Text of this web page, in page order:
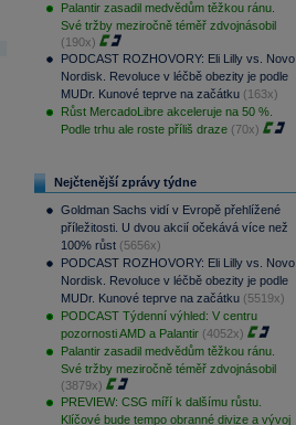
Palantir zasadil medvědům těžkou ránu.
Své tržby meziročně téměř zdvojnásobil
(190x)
PODCAST ROZHOVORY: Eli Lilly vs. Novo
Nordisk. Revoluce v léčbě obezity je podle
MUDr. Kunové teprve na začátku (163x)
Růst MercadoLibre akceleruje na 50 %.
Podle trhu ale roste příliš draze (70x)
Nejčtenější zprávy týdne
Goldman Sachs vidí v Evropě přehlížené
příležitosti. U dvou akcií očekává více než
100% růst (5656x)
PODCAST ROZHOVORY: Eli Lilly vs. Novo
Nordisk. Revoluce v léčbě obezity je podle
MUDr. Kunové teprve na začátku (5519x)
PODCAST Týdenní výhled: V centru
pozornosti AMD a Palantir (4052x)
Palantir zasadil medvědům těžkou ránu.
Své tržby meziročně téměř zdvojnásobil
(3879x)
PREVIEW: CSG míří k dalšímu růstu.
Klíčové bude tempo obranné divize a vývoj